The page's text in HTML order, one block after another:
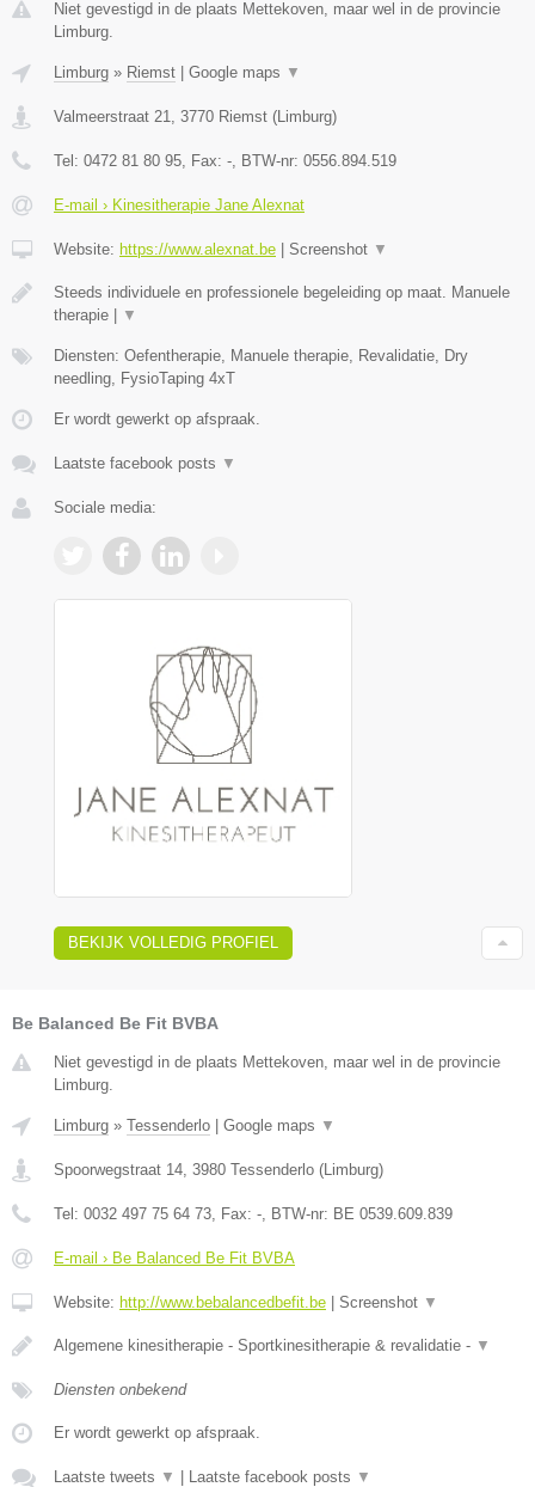
Niet gevestigd in de plaats Mettekoven, maar wel in de provincie
Limburg.
Limburg » Riemst Google maps ▼
Valmeerstraat 21 3770 Riemst ( Limburg)
Tel: 0472 81 80 95 , Fax: - , BTW-nr: 0556.894.519
E-mail › Kinesitherapie Jane Alexnat
Website: https://www.alexnat.be Screenshot ▼
Steeds individuele en professionele begeleiding op maat. Manuele
therapie |
▼
Diensten: Oefentherapie, Manuele therapie, Revalidatie, Dry
needling, FysioTaping 4xT
Er wordt gewerkt op afspraak.
Laatste facebook posts ▼
Sociale media:
BEKIJK VOLLEDIG PROFIEL
Be Balanced Be Fit BVBA
Niet gevestigd in de plaats Mettekoven, maar wel in de provincie
Limburg.
Limburg » Tessenderlo Google maps ▼
Spoorwegstraat 14 3980 Tessenderlo ( Limburg)
Tel: 0032 497 75 64 73 , Fax: - , BTW-nr: BE 0539.609.839
E-mail › Be Balanced Be Fit BVBA
Website: http://www.bebalancedbefit.be Screenshot ▼
Algemene kinesitherapie - Sportkinesitherapie & revalidatie - ▼
Diensten onbekend
Er wordt gewerkt op afspraak.
Laatste tweets ▼ Laatste facebook posts ▼